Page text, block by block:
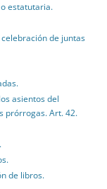
estatutaria.
de juntas
asientos del
prórrogas. Art. 42.
de libros.